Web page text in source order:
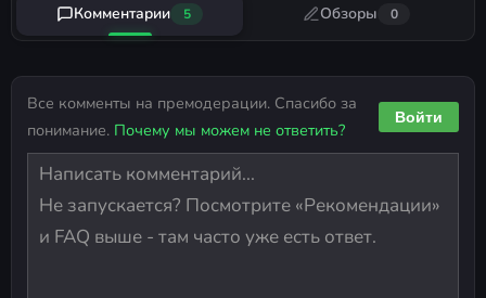
Комментарии 5 Обзоры 0
Все комменты на премодерации. Спасибо за
понимание. Почему мы можем не ответить?
Войти